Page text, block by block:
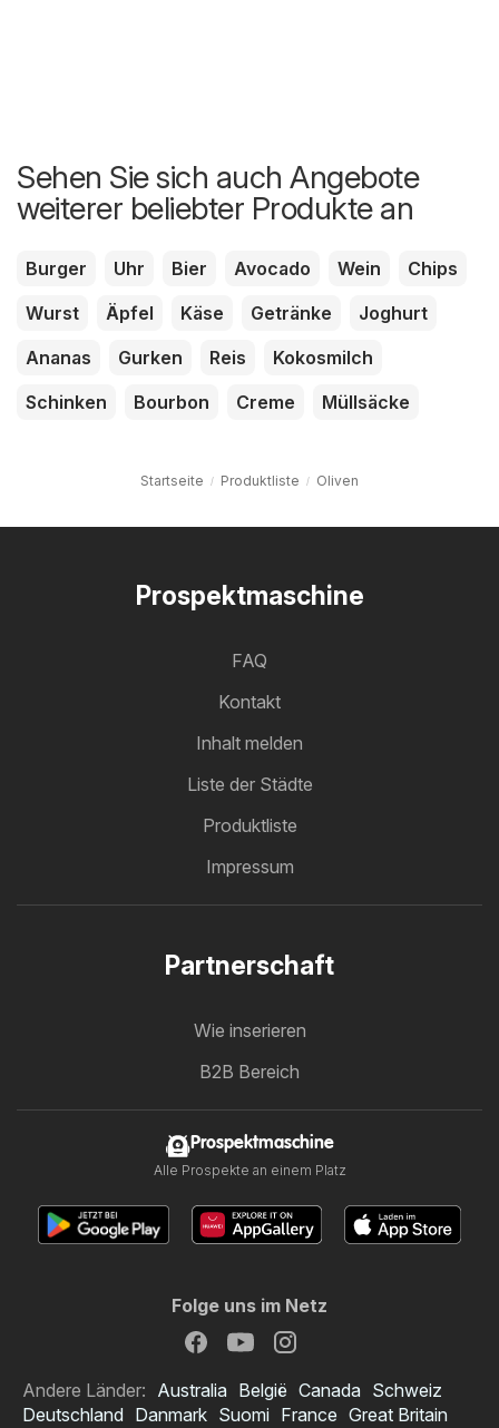
Sehen Sie sich auch Angebote
weiterer beliebter Produkte an
Burger Uhr Bier Avocado Wein
Chips
Wurst
Äpfel Käse Getränke
Joghurt
Ananas
Gurken Reis
Kokosmilch
Schinken
Bourbon Creme Müllsäcke
Startseite Produktliste Oliven
Prospektmaschine
FAQ
Kontakt
Inhalt melden
Liste der Städte
Produktliste
Impressum
Partnerschaft
Wie inserieren
B2B Bereich
Prospektmaschine
Alle Prospekte an einem Platz
Folge uns im Netz
Andere Länder: Australia België Canada Schweiz
Deutschland Danmark Suomi France Great Britain